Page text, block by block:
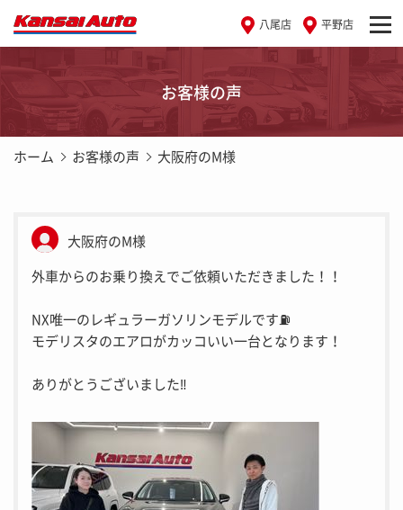
八尾店 平野店
お客様の声
ホーム お客様の声 大阪府のM様
大阪府のM様
外車からのお乗り換えでご依頼いただきました！！
NX唯一のレギュラーガソリンモデルです⛽️
モデリスタのエアロがカッコいい一台となります！
ありがとうございました‼︎